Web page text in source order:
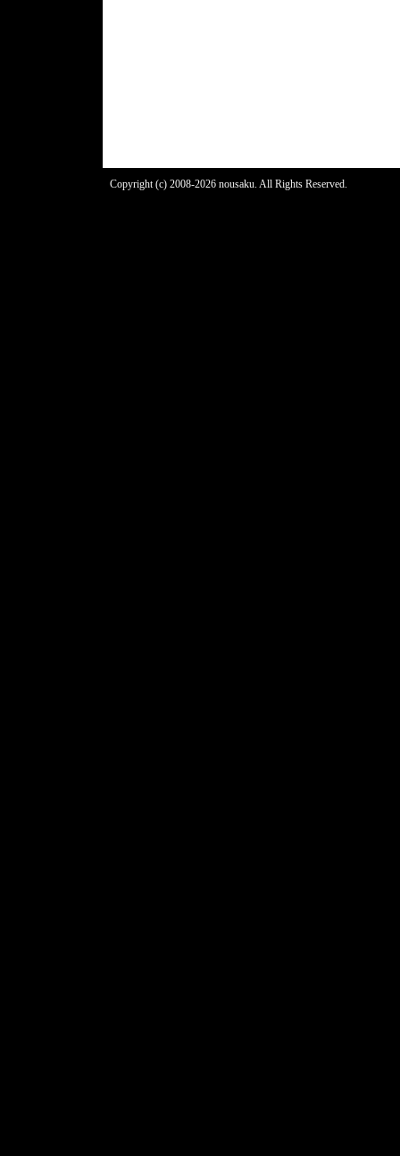
Copyright (c) 2008-2026 nousaku. All Rights Reserved.